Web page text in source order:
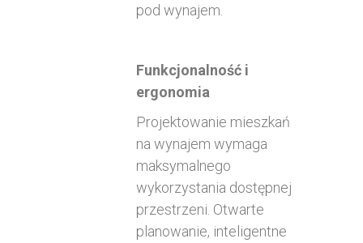
pod wynajem.
Funkcjonalność i
ergonomia
Projektowanie mieszkań
na wynajem wymaga
maksymalnego
wykorzystania dostępnej
przestrzeni. Otwarte
planowanie, inteligentne